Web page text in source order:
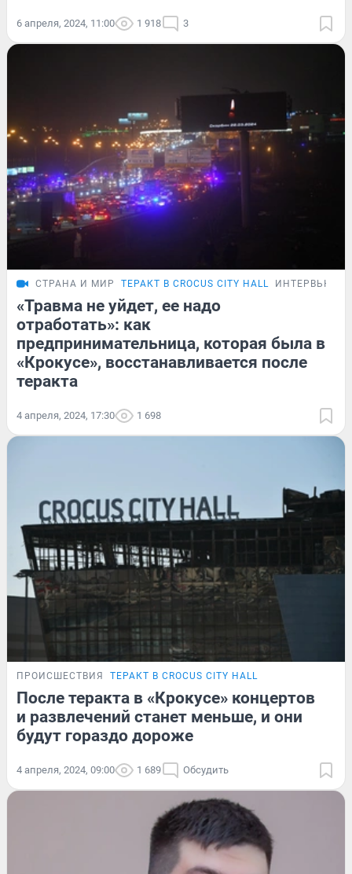
6 апреля, 2024, 11:00 1 918 3
СТРАНА И МИР ТЕРАКТ В CROCUS CITY HALL ИНТЕРВЬЮ
«Травма не уйдет, ее надо
отработать»: как
предпринимательница, которая была в
«Крокусе», восстанавливается после
теракта
4 апреля, 2024, 17:30 1 698
ПРОИСШЕСТВИЯ ТЕРАКТ В CROCUS CITY HALL
После теракта в «Крокусе» концертов
и развлечений станет меньше, и они
будут гораздо дороже
4 апреля, 2024, 09:00 1 689 Обсудить